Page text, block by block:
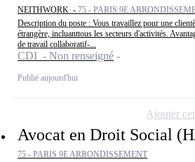
NEITHWORK - 75 - PARIS 9E
Description du poste : Vous travaillez pour une
étrangère, incluanttous les secteurs d'activités.
de travail collaboratif-...
CDI - Non renseigné
Publié aujourd'hui
Avocat en Droit Social
75 - PARIS 9E ARRONDISSEMENT
Ajouter